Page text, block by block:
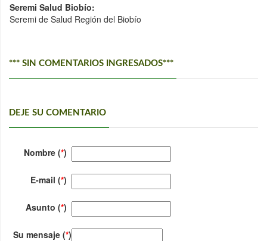
Seremi Salud Biobío:
Seremi de Salud Región del Biobío
*** SIN COMENTARIOS INGRESADOS***
DEJE SU COMENTARIO
Nombre (*)
E-mail (*)
Asunto (*)
Su mensaje (*)